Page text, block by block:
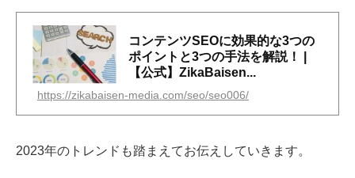
コンテンツSEOに効果的な3つの
ポイントと3つの手法を解説！ |
【公式】ZikaBaisen...
https://zikabaisen-media.com/seo/seo006/
2023年のトレンドも踏まえてお伝えしていきます。